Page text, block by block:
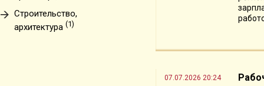
Строительство,
архитектура (1)
07.07.2026 20:24